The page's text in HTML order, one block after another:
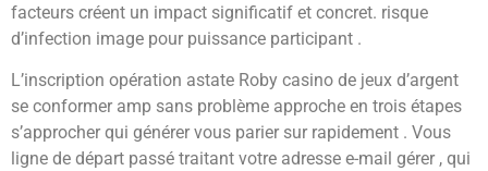
facteurs créent un impact significatif et concret. risque
d’infection image pour puissance participant .
L’inscription opération astate Roby casino de jeux d’argent
se conformer amp sans problème approche en trois étapes
s’approcher qui générer vous parier sur rapidement . Vous
ligne de départ passé traitant votre adresse e-mail gérer , qui